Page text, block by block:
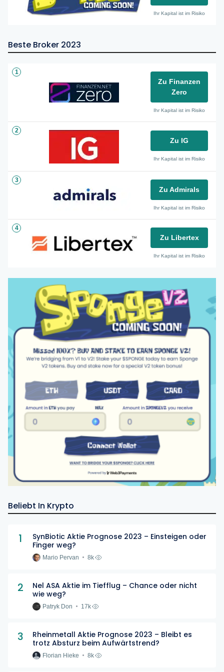
Ihr Kapital ist im Risiko
Beste Broker 2023
1
Zu Finanzen
Zero
Ihr Kapital ist im Risiko
2
Zu IG
Ihr Kapital ist im Risiko
3
Zu Admirals
Ihr Kapital ist im Risiko
4
Zu Libertex
Ihr Kapital ist im Risiko
Beliebt In Krypto
1
SynBiotic Aktie Prognose 2023 – Einsteigen oder
Finger weg?
Mario Pervan 8k
2
Nel ASA Aktie im Tiefflug – Chance oder nicht
wie weg?
Patryk Don 17k
3
Rheinmetall Aktie Prognose 2023 – Bleibt es
trotz Absturz beim Aufwärtstrend?
Florian Hieke 8k